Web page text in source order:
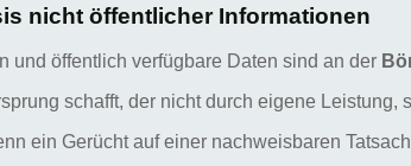
nicht öffentlicher Informationen
und öffentlich verfügbare Daten sind an der
schafft, der nicht durch eigene Leistung,
ein Gerücht auf einer nachweisbaren